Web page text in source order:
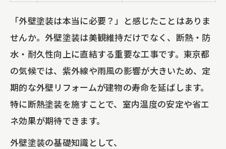
「外壁塗装は本当に必要？」と感じたことはありま
せんか。外壁塗装は美観維持だけでなく、断熱・防
水・耐久性向上に直結する重要な工事です。東京都
の気候では、紫外線や雨風の影響が大きいため、定
期的な外壁リフォームが建物の寿命を延ばします。
特に断熱塗装を施すことで、室内温度の安定や省エ
ネ効果が期待できます。
外壁塗装の基礎知識として、